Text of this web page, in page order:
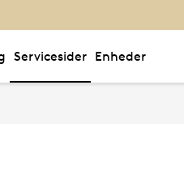
Servicesider Enheder